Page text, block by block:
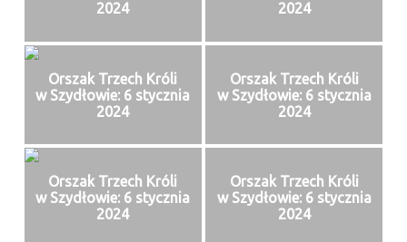
2024
2024
Orszak Trzech Króli
w Szydłowie: 6 stycznia
2024
Orszak Trzech Króli
w Szydłowie: 6 stycznia
2024
Orszak Trzech Króli
w Szydłowie: 6 stycznia
2024
Orszak Trzech Króli
w Szydłowie: 6 stycznia
2024